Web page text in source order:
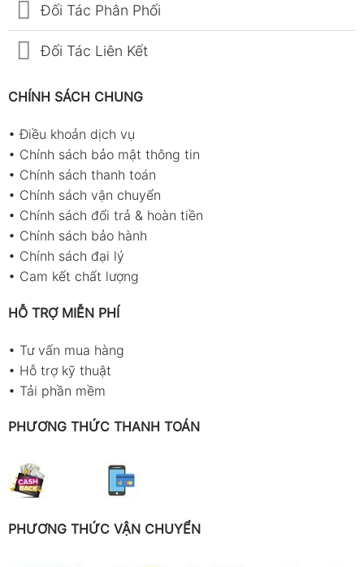
Đối Tác Phân Phối
Đối Tác Liên Kết
CHÍNH SÁCH CHUNG
•Điều khoản dịch vụ
• Chính sách bảo mật thông tin
• Chính sách thanh toán
• Chính sách vận chuyển
• Chính sách đổi trả & hoàn tiền
• Chính sách bảo hành
• Chính sách đại lý
• Cam kết chất lượng
HỖ TRỢ MIỄN PHÍ
• Tư vấn mua hàng
• Hỗ trợ kỹ thuật
• Tải phần mềm
PHƯƠNG THỨC THANH TOÁN
PHƯƠNG THỨC VẬN CHUYỂN